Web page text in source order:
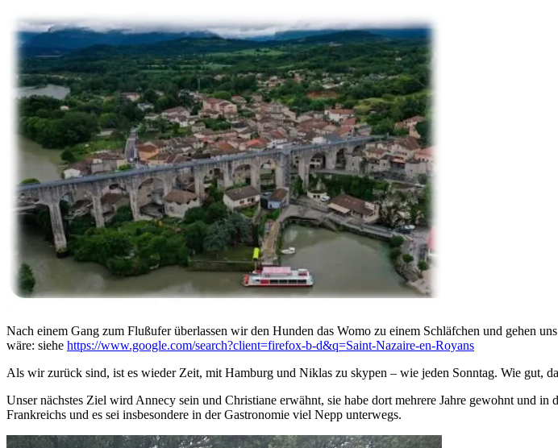
Nach einem Gang zum Flußufer überlassen wir den Hunden das Womo zu einem Schläfchen und gehen
wäre: siehe https://www.google.com/search?client=firefox-b-d&q=Saint-Nazaire-en-Royans
Als wir zurück sind, ist es wieder Zeit, mit Hamburg und Niklas zu skypen – wie jeden Sonntag. Wie gut,
Unser nächstes Ziel wird Annecy sein und Christiane erwähnt, sie habe dort mehrere Jahre gewohnt und
Frankreichs und es sei insbesondere in der Gastronomie viel Nepp unterwegs.